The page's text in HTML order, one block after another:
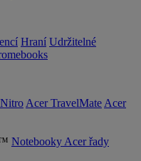
Hraní Udržitelné
Acer TravelMate Acer
Notebooky Acer řady